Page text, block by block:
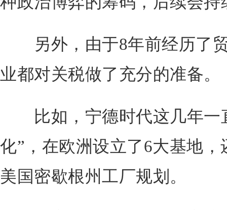
另外，由于8年前经历了贸
业都对关税做了充分的准备。
比如，宁德时代这几年一
化”，在欧洲设立了6大基地
美国密歇根州工厂规划。